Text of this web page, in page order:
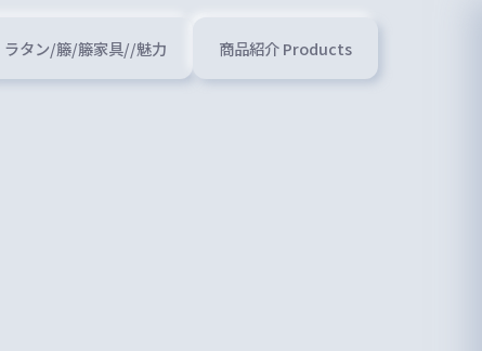
ラタン/籐/籐家具//魅力 商品紹介 Products